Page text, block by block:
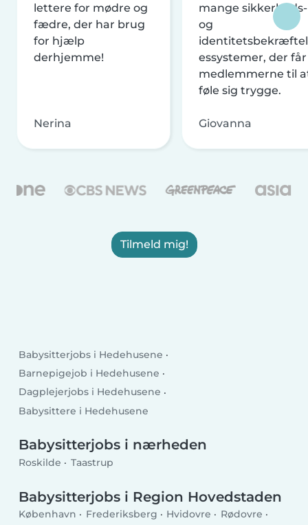
lettere for mødre og
fædre, der har brug
for hjælp
derhjemme!
Nerina
mange sikkerheds-
og
essystemer, der får
medlemmerne til
føle sig trygge.
Giovanna
Tilmeld mig!
Babysitterjobs i Hedehusene
Barnepigejob i Hedehusene
Dagplejerjobs i Hedehusene
Babysittere i Hedehusene
Babysitterjobs i nærheden
Roskilde Taastrup
Babysitterjobs i Region Hovedstaden
København Frederiksberg Hvidovre
Rødovre